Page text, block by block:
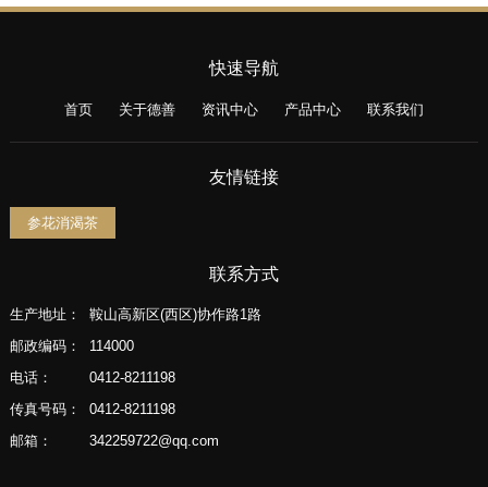
快速导航
首页 关于德善 资讯中心 产品中心 联系我们
友情链接
参花消渴茶
联系方式
生产地址：
鞍山高新区(西区)协作路1路
邮政编码：
114000
电话：
0412-8211198
传真号码：
0412-8211198
邮箱：
342259722@qq.com